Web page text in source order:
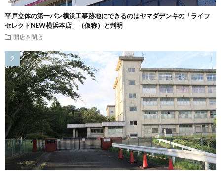
平戸立体の第一パン横浜工事跡地にできるのはヤマダデンキの「ライフ
セレクトNEW横浜本店」（仮称）と判明
開店＆閉店